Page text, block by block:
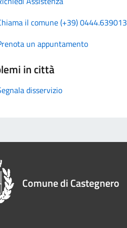
il comune (+39) 0444.639013
un appuntamento
in città
disservizio
Comune di Castegnero